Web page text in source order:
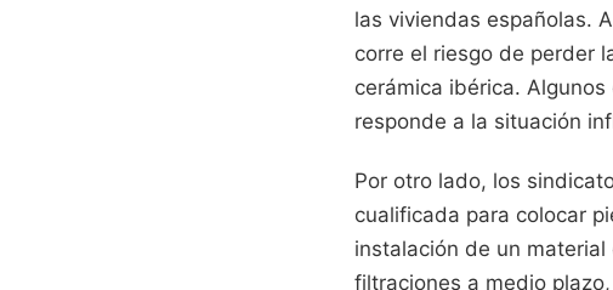
las viviendas españolas.
corre el riesgo de perder
cerámica ibérica.
responde a la situación
Por otro lado, los
cualificada para colocar
instalación de un
filtraciones a medio